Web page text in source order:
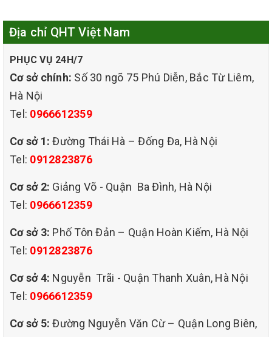
Địa chỉ QHT Việt Nam
PHỤC VỤ 24H/7
Cơ sở chính: Số 30 ngõ 75 Phú Diễn, Bắc Từ Liêm,
Hà Nội
Tel: 0966612359
Cơ sở 1: Đường Thái Hà – Đống Đa, Hà Nội
Tel: 0912823876
Cơ sở 2: Giảng Võ - Quận Ba Đình, Hà Nội
Tel: 0966612359
Cơ sở 3: Phố Tôn Đản – Quận Hoàn Kiếm, Hà Nội
Tel: 0912823876
Cơ sở 4: Nguyễn Trãi - Quận Thanh Xuân, Hà Nội
Tel: 0966612359
Cơ sở 5: Đường Nguyễn Văn Cừ – Quận Long Biên,